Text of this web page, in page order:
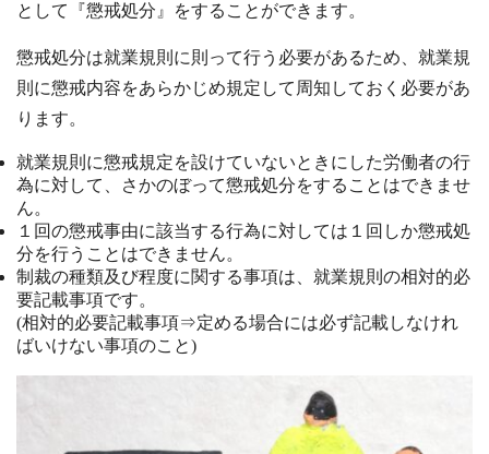
として『懲戒処分』をすることができます。
懲戒処分は就業規則に則って行う必要があるため、就業規
則に懲戒内容をあらかじめ規定して周知しておく必要があ
ります。
就業規則に懲戒規定を設けていないときにした労働者の行
為に対して、さかのぼって懲戒処分をすることはできませ
ん。
１回の懲戒事由に該当する行為に対しては１回しか懲戒処
分を行うことはできません。
制裁の種類及び程度に関する事項は、就業規則の相対的必
要記載事項です。
(相対的必要記載事項⇒定める場合には必ず記載しなけれ
ばいけない事項のこと)